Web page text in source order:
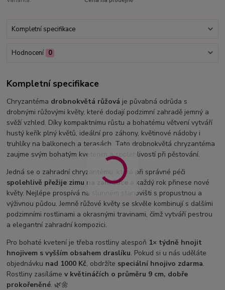
Kompletní specifikace
Hodnocení 0
Kompletní specifikace
Chryzantéma drobnokvětá růžová je půvabná odrůda s
drobnými růžovými květy, které dodají podzimní zahradě jemný a
svěží vzhled. Díky kompaktnímu růstu a bohatému větvení vytváří
hustý keřík plný květů, ideální pro záhony, květinové nádoby i
truhlíky na balkonech a terasách. Tato drobnokvětá chryzantéma
zaujme svým bohatým kvetením a spolehlivostí při pěstování.
Jedná se o zahradní chryzantému, která při správné péči
spolehlivě přežije zimu na zahrádce
a každý rok přinese nové
květy. Nejlépe prospívá na slunném stanovišti s propustnou a
výživnou půdou. Jemně růžové květy se skvěle kombinují s dalšími
podzimními rostlinami a okrasnými travinami, čímž vytváří pestrou
a elegantní zahradní kompozici.
Pro bohaté kvetení je třeba rostliny alespoň 1× týdně hnojit
hnojivem s vyšším obsahem draslíku. Pokud si u nás uděláte
objednávku nad 1000 Kč, obdržíte speciální hnojivo zdarma.
Rostliny zasílámev květináčích o průměru 9 cm, dobře
prokořeněné. 🌿🌼